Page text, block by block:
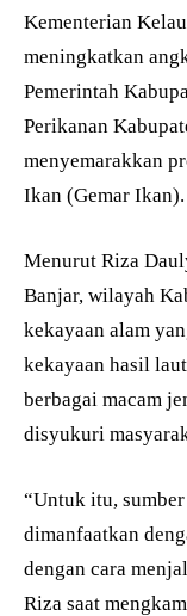
Kementerian
meningkatkan
Pemerintah
Perikanan
menyemarakkan
Ikan (Gemar Ikan).
Menurut Riza
Banjar, wilayah
kekayaan alam
kekayaan hasil
berbagai macam
disyukuri
“Untuk itu,
dimanfaatkan
dengan cara
Riza saat